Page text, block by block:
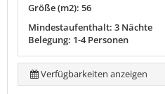
Größe (m2): 56
Mindestaufenthalt: 3 Nächte
Belegung: 1-4 Personen
Verfügbarkeiten anzeigen